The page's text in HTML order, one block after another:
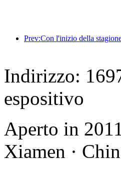
Indirizzo:
espositivo
Aperto in
Xiamen ·